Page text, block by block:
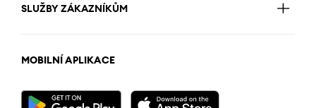
SLUŽBY ZÁKAZNÍKŮM
MOBILNÍ APLIKACE